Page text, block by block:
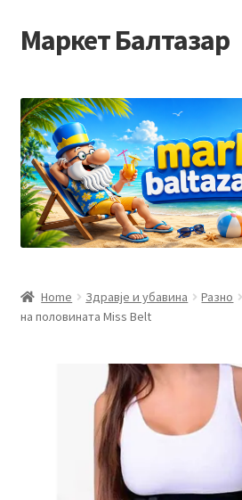
Skip
to
Skip
to
Маркет Балтазар
Checkout
Homepage
Privacy Policy
Контакт
Корисничка подршка
Home Здравје и убавина Разно
на половината Miss Belt